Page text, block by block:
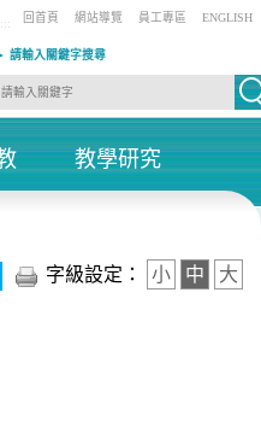
::: 回首頁 網站導覽 員工專區 ENGLISH
請輸入關鍵字搜尋
+
教學研究
字級設定：
小 中 大